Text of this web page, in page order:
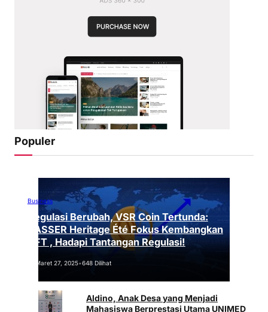
Populer
Business
Regulasi Berubah, VSR Coin Tertunda:
VASSER Heritage Été Fokus Kembangkan
NFT , Hadapi Tantangan Regulasi!
Maret 27, 2025•648 Dilihat
Aldino, Anak Desa yang Menjadi
Mahasiswa Berprestasi Utama UNIMED